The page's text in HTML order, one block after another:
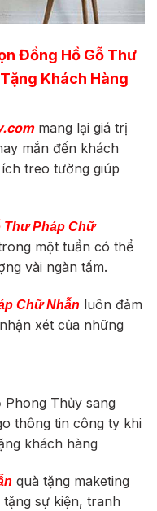
Đồng Hồ Gỗ Thư
Khách Hàng
mang lại giá trị
mắn đến khách
treo tường giúp
Thư Pháp Chữ
một tuần có thể
vài ngàn tấm.
Chữ Nhẫn luôn đảm
xét của những
Thủy sang
thông tin công ty khi
khách hàng
quà tặng maketing
tặng sự kiện, tranh